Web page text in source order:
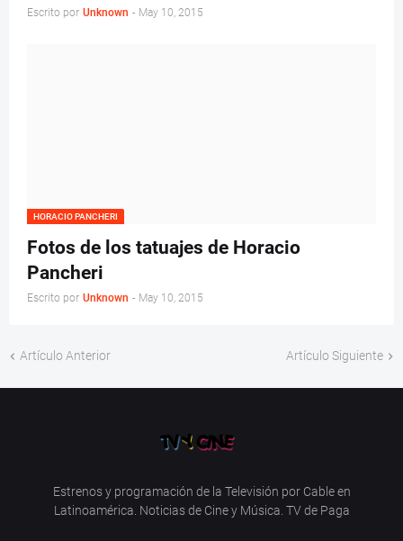
Escrito por Unknown - May 10, 2015
HORACIO PANCHERI
Fotos de los tatuajes de Horacio
Pancheri
Escrito por Unknown - May 10, 2015
Artículo Anterior Artículo Siguiente
Estrenos y programación de la Televisión por Cable en
Latinoamérica. Noticias de Cine y Música. TV de Paga